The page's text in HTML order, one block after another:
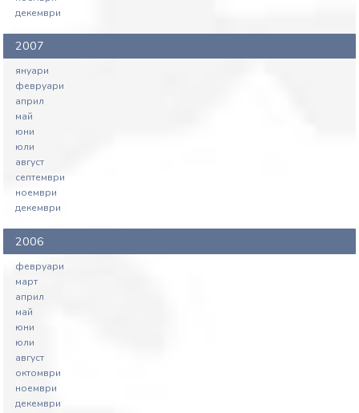
декември
2007
януари
февруари
април
май
юни
юли
август
септември
ноември
декември
2006
февруари
март
април
май
юни
юли
август
октомври
ноември
декември